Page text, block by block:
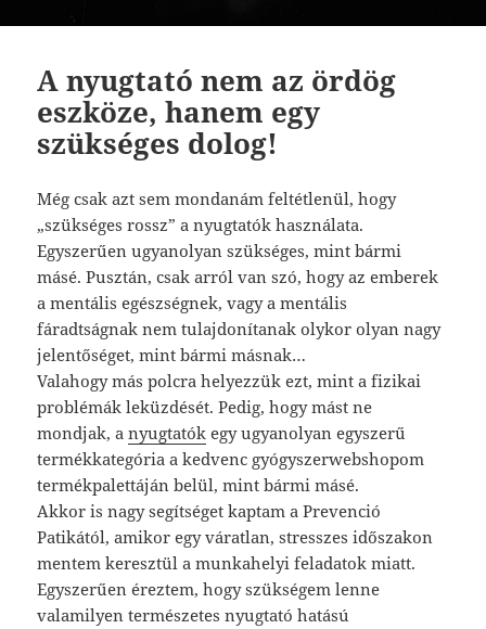
A nyugtató nem az ördög
eszköze, hanem egy
szükséges dolog!
Még csak azt sem mondanám feltétlenül, hogy
„szükséges rossz” a nyugtatók használata.
Egyszerűen ugyanolyan szükséges, mint bármi
másé. Pusztán, csak arról van szó, hogy az emberek
a mentális egészségnek, vagy a mentális
fáradtságnak nem tulajdonítanak olykor olyan nagy
jelentőséget, mint bármi másnak…
Valahogy más polcra helyezzük ezt, mint a fizikai
problémák leküzdését. Pedig, hogy mást ne
mondjak, anyugtatók egy ugyanolyan egyszerű
termékkategória a kedvenc gyógyszerwebshopom
termékpalettáján belül, mint bármi másé.
Akkor is nagy segítséget kaptam a Prevenció
Patikától, amikor egy váratlan, stresszes időszakon
mentem keresztül a munkahelyi feladatok miatt.
Egyszerűen éreztem, hogy szükségem lenne
valamilyen természetes nyugtató hatású